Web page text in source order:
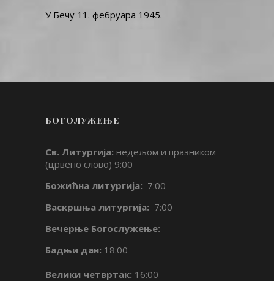
У Бечу 11. фебруара 1945.
БОГОЛУЖЕЊЕ
Св. Литургија: недељом и празником
(црвено слово) 9:00
Божићна литургија: 7:00
Васкршња литургија: 7:00
Вечерње Богослужење:
Бадњи дан: 18:00
Велики четвртак: 16:00